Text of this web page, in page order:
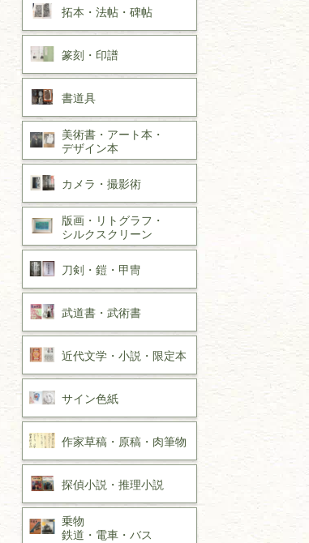
拓本・法帖・ 碑帖
篆刻・印譜
書道具
美術書・アート本・
デザイン本
カメラ・撮影術
版画・リトグラフ・
シルクスクリーン
刀剣・ 鎧・ 甲冑
武道書・ 武術書
近代文学・ 小説・限定本
サイン色紙
作家草稿・原稿・ 肉筆物
探偵小説・ 推理小説
乗物
鉄道・ 電車・ バス